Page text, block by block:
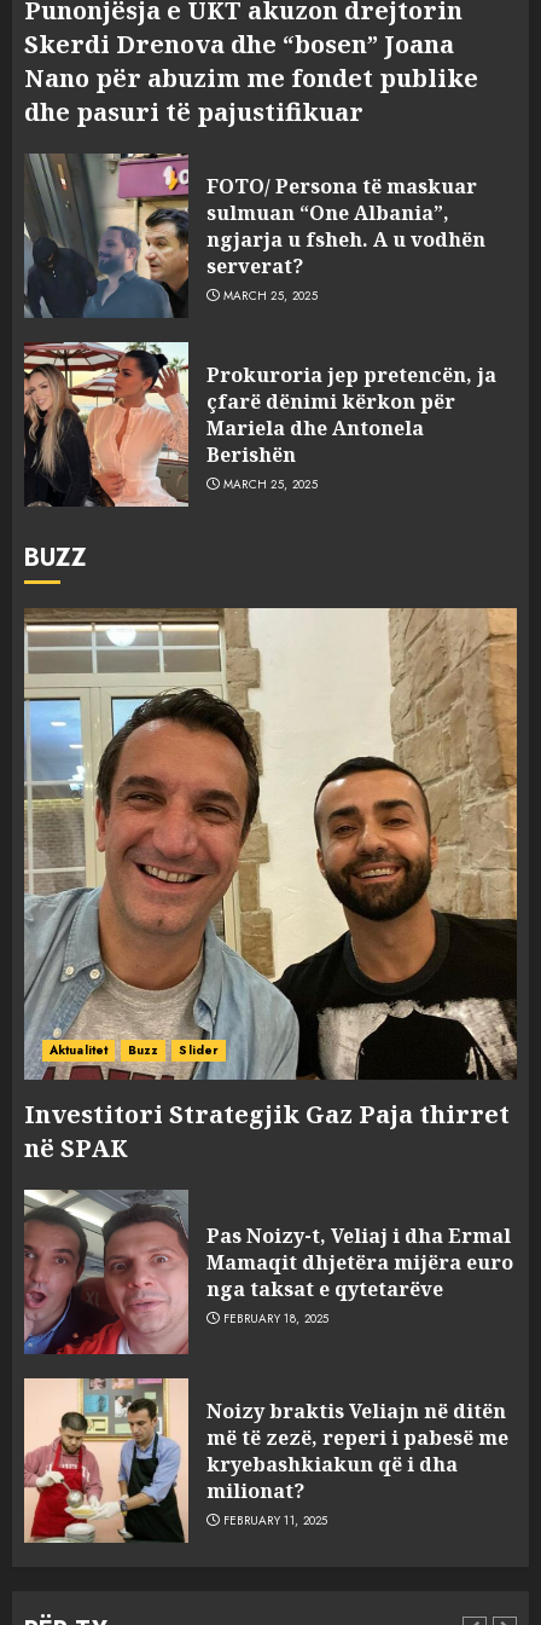
Punonjësja e UKT akuzon drejtorin
Skerdi Drenova dhe “bosen” Joana
Nano për abuzim me fondet publike
dhe pasuri të pajustifikuar
FOTO/ Persona të maskuar
sulmuan “One Albania”,
ngjarja u fsheh. A u vodhën
serverat?
MARCH 25, 2025
Prokuroria jep pretencën, ja
çfarë dënimi kërkon për
Mariela dhe Antonela
Berishën
MARCH 25, 2025
BUZZ
Aktualitet Buzz Slider
Investitori Strategjik Gaz Paja thirret
në SPAK
Pas Noizy-t, Veliaj i dha Ermal
Mamaqit dhjetëra mijëra euro
nga taksat e qytetarëve
FEBRUARY 18, 2025
Noizy braktis Veliajn në ditën
më të zezë, reperi i pabesë me
kryebashkiakun që i dha
milionat?
FEBRUARY 11, 2025
3
sulmuan “One Albania”,
ngjarja u fsheh. A u vodhën
serverat?
MARCH 25, 2025